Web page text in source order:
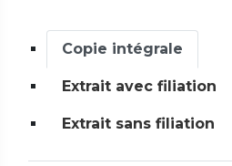
Copie intégrale
Extrait avec filiation
Extrait sans filiation